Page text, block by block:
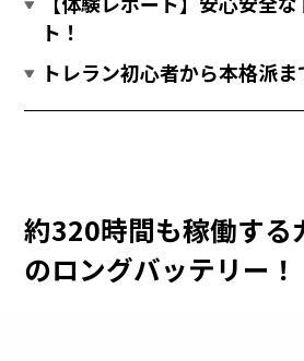
ト！
トレラン初心者から本格派ま
約320時間も稼働する
のロングバッテリー！